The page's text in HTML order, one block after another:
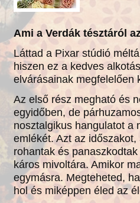
Ami a Verdák tésztáról
Láttad a Pixar stúdió
hiszen ez a kedves
elvárásainak megfelelően
Az első rész megható és
egyidőben, de
nosztalgikus hangulatot a
emlékét. Azt az
rohantak és
káros mivoltára. Amikor
egymásra. Megteheted,
hol és miképpen éled az